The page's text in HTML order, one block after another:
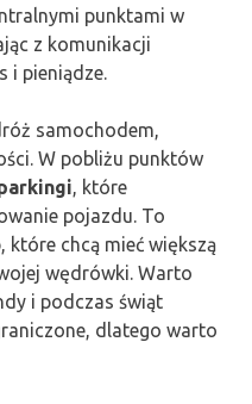
punktami w
z komunikacji
i pieniądze.
samochodem,
W pobliżu punktów
, które
pojazdu. To
chcą mieć większą
wędrówki. Warto
i podczas świąt
dlatego warto